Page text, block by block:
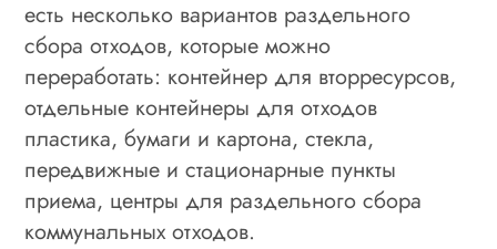
есть несколько вариантов раздельного
сбора отходов, которые можно
переработать: контейнер для вторресурсов,
отдельные контейнеры для отходов
пластика, бумаги и картона, стекла,
передвижные и стационарные пункты
приема, центры для раздельного сбора
коммунальных отходов.